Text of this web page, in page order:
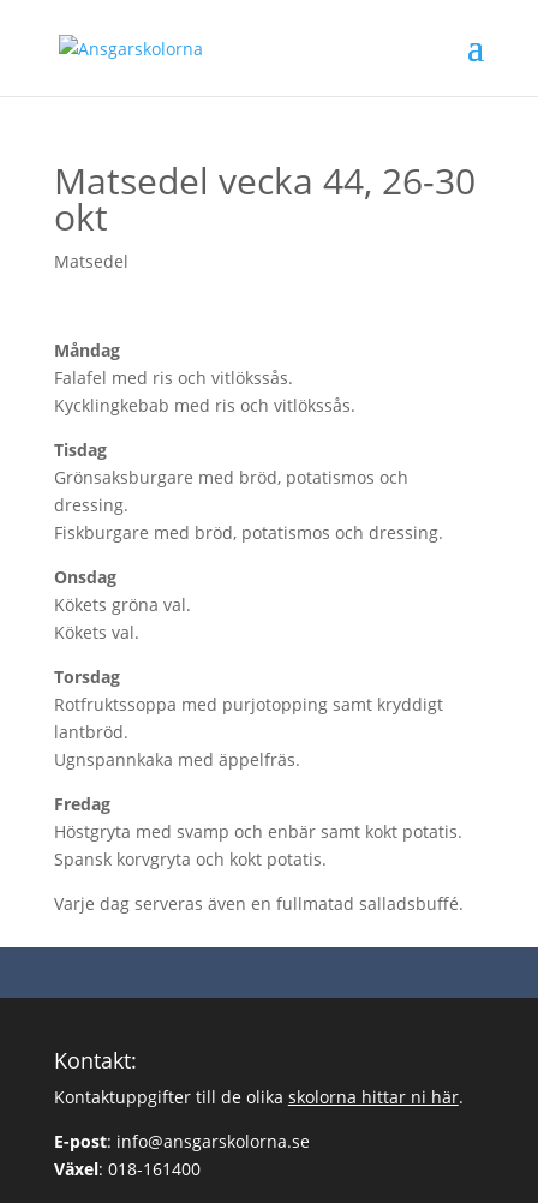
Matsedel vecka 44, 26-30
okt
Matsedel
Måndag
Falafel med ris och vitlökssås.
Kycklingkebab med ris och vitlökssås.
Tisdag
Grönsaksburgare med bröd, potatismos och
dressing.
Fiskburgare med bröd, potatismos och dressing.
Onsdag
Kökets gröna val.
Kökets val.
Torsdag
Rotfruktssoppa med purjotopping samt kryddigt
lantbröd.
Ugnspannkaka med äppelfräs.
Fredag
Höstgryta med svamp och enbär samt kokt potatis.
Spansk korvgryta och kokt potatis.
Varje dag serveras även en fullmatad salladsbuffé.
Kontakt:
Kontaktuppgifter till de olika skolorna hittar ni här.
E-post: info@ansgarskolorna.se
Växel: 018-161400